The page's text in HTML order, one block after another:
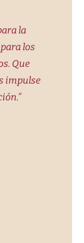
la
los
Que
impulse